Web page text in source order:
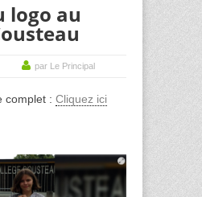
logo au
par Le Principal
complet : Cliquez ici